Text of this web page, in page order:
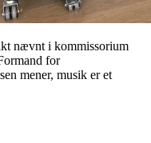
nævnt i kommissorium
for
mener, musik er et